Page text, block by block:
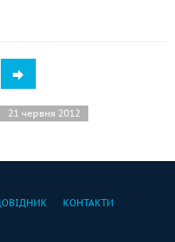
21 червня 2012
КОНТАКТИ